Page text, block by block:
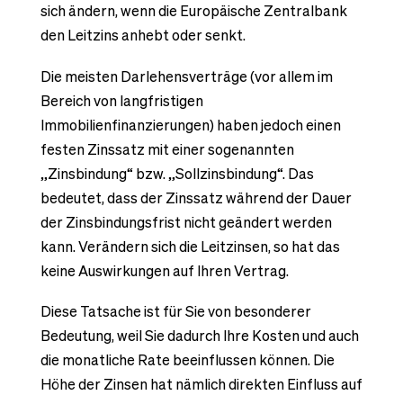
sich ändern, wenn die Europäische Zentralbank
den Leitzins anhebt oder senkt.
Die meisten Darlehensverträge (vor allem im
Bereich von langfristigen
Immobilienfinanzierungen) haben jedoch einen
festen Zinssatz mit einer sogenannten
„Zinsbindung“ bzw. „Sollzinsbindung“. Das
bedeutet, dass der Zinssatz während der Dauer
der Zinsbindungsfrist nicht geändert werden
kann. Verändern sich die Leitzinsen, so hat das
keine Auswirkungen auf Ihren Vertrag.
Diese Tatsache ist für Sie von besonderer
Bedeutung, weil Sie dadurch Ihre Kosten und auch
die monatliche Rate beeinflussen können. Die
Höhe der Zinsen hat nämlich direkten Einfluss auf